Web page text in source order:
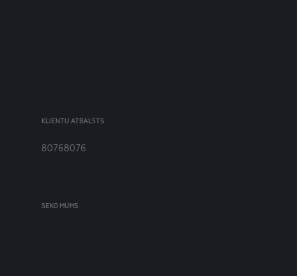
KLIENTU ATBALSTS
80768076
SEKO MUMS